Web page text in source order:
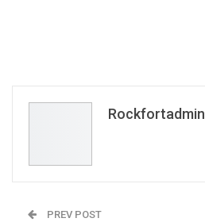
Rockfortadmin
PREV POST